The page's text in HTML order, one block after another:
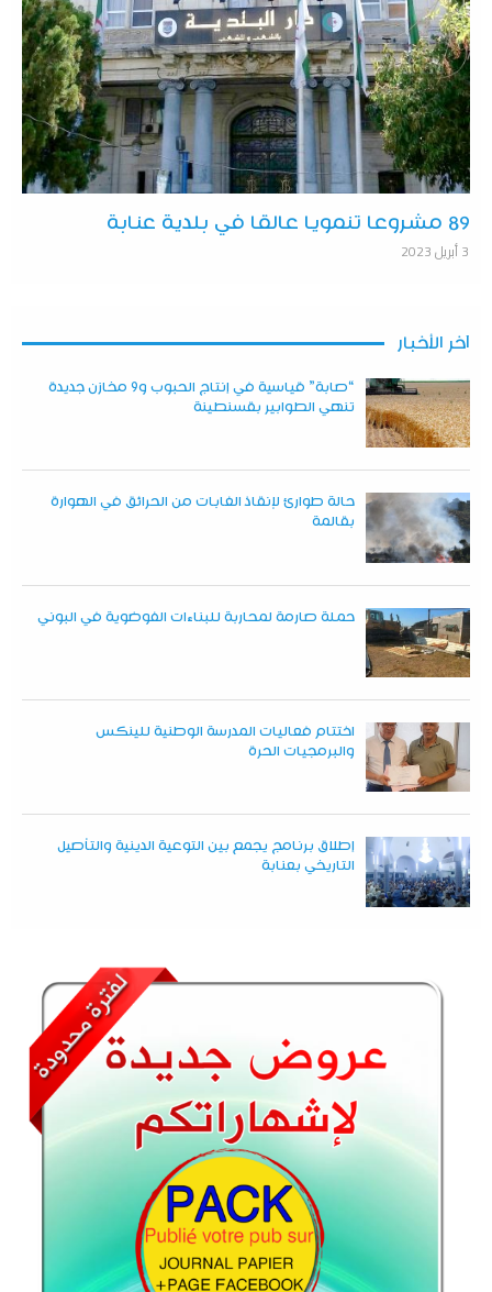
89 مشروعا تنمويا عالقا في بلدية عنابة
3 أبريل 2023
آخر الأخبار
“صابة” قياسية في إنتاج الحبوب و9 مخازن جديدة
تنهي الطوابير بقسنطينة
حالة طوارئ لإنقاذ الغابات من الحرائق في الهوارة
بقالمة
حملة صارمة لمحاربة للبناءات الفوضوية في البوني
اختتام فعاليات المدرسة الوطنية للينكس
والبرمجيات الحرة
إطلاق برنامج يجمع بين التوعية الدينية والتأصيل
التاريخي بعنابة